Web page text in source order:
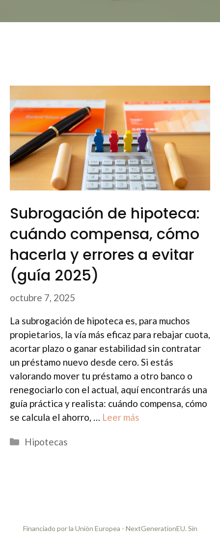
Subrogación de hipoteca:
cuándo compensa, cómo
hacerla y errores a evitar
(guía 2025)
octubre 7, 2025
La subrogación de hipoteca es, para muchos
propietarios, la vía más eficaz para rebajar cuota,
acortar plazo o ganar estabilidad sin contratar
un préstamo nuevo desde cero. Si estás
valorando mover tu préstamo a otro banco o
renegociarlo con el actual, aquí encontrarás una
guía práctica y realista: cuándo compensa, cómo
se calcula el ahorro, … Leer más
Categorías
Hipotecas
Financiado por la Unión Europea - NextGenerationEU. Sin